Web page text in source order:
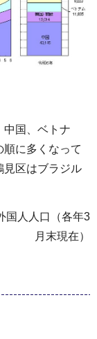
国、ベトナ
順に多くなって
見区はブラジル
国人人口（各年3
月末現在）